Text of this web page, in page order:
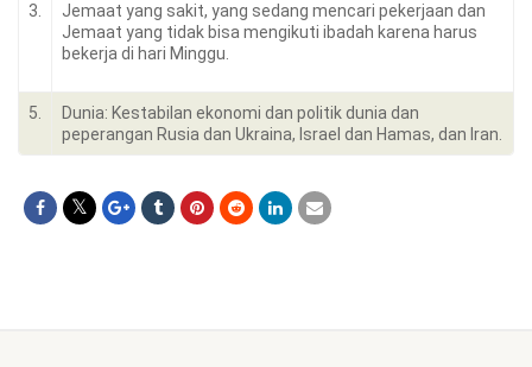
3.
Jemaat yang sakit, yang sedang mencari pekerjaan dan
Jemaat yang tidak bisa mengikuti ibadah karena harus
bekerja di hari Minggu.
5.
Dunia: Kestabilan ekonomi dan politik dunia dan
peperangan Rusia dan Ukraina, Israel dan Hamas, dan Iran.